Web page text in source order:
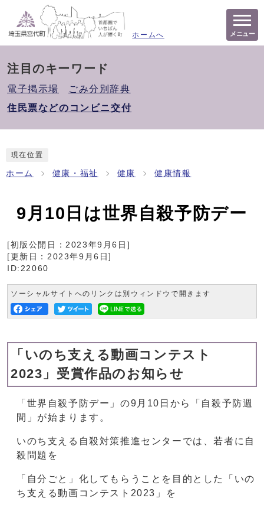
ホームへ メニュー
注目のキーワード
電子掲示場
ごみ分別辞典
住民票などのコンビニ交付
現在位置
ホーム 健康・福祉 健康 健康情報
9月10日は世界自殺予防デー
[初版公開日：2023年9月6日 ]
[更新日： 2023年9月6日]
ID:22060
ソーシャルサイトへのリンクは別ウィンドウで開きます
「いのち支える動画コンテスト
2023」受賞作品のお知らせ
「世界自殺予防デー」の9月10日から「自殺予防週
間」が始まります。
いのち支える自殺対策推進センターでは、若者に自
殺問題を
「自分ごと」化してもらうことを目的とした「いの
ち支える動画コンテスト2023」を